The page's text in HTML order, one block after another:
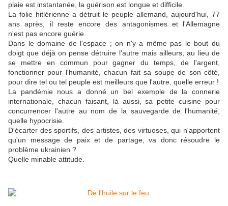
plaie est instantanée, la guérison est longue et difficile.
La folie hitlérienne a détruit le peuple allemand, aujourd'hui, 77
ans après, il reste encore des antagonismes et l'Allemagne
n'est pas encore guérie.
Dans le domaine de l'espace ; on n'y a même pas le bout du
doigt que déjà on pense détruire l'autre mais ailleurs, au lieu de
se mettre en commun pour gagner du temps, de l'argent,
fonctionner pour l'humanité, chacun fait sa soupe de son côté,
pour dire tel ou tel peuple est meilleurs que l'autre, quelle erreur !
La pandémie nous a donné un bel exemple de la connerie
internationale, chacun faisant, là aussi, sa petite cuisine pour
concurrencer l'autre au nom de la sauvegarde de l'humanité,
quelle hypocrisie.
D'écarter des sportifs, des artistes, des virtuoses, qui n'apportent
qu'un message de paix et de partage, va donc résoudre le
problème ukrainien ?
Quelle minable attitude.